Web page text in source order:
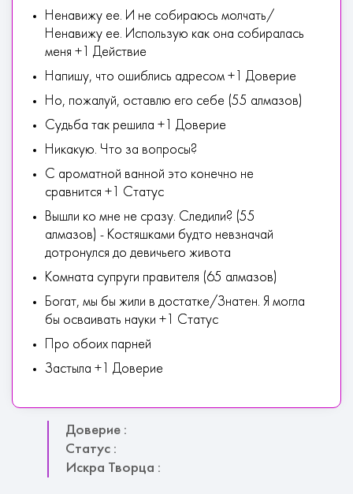
Ненавижу ее. И не собираюсь молчать/
Ненавижу ее. Использую как она собиралась
меня +1 Действие
Напишу, что ошиблись адресом +1 Доверие
Но, пожалуй, оставлю его себе (55 алмазов)
Судьба так решила +1 Доверие
Никакую. Что за вопросы?
С ароматной ванной это конечно не
сравнится +1 Статус
Вышли ко мне не сразу. Следили? (55
алмазов) - Костяшками будто невзначай
дотронулся до девичьего живота
Комната супруги правителя (65 алмазов)
Богат, мы бы жили в достатке/Знатен. Я могла
бы осваивать науки +1 Статус
Про обоих парней
Застыла +1 Доверие
Доверие :
Статус :
Искра Творца :